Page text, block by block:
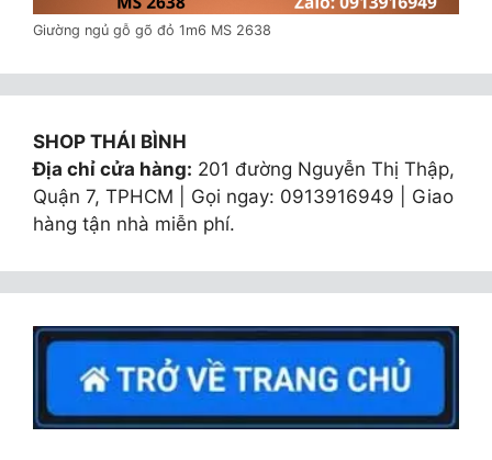
Giường ngủ gỗ gõ đỏ 1m6 MS 2638
SHOP THÁI BÌNH
Địa chỉ cửa hàng: 201 đường Nguyễn Thị Thập,
Quận 7, TPHCM | Gọi ngay: 0913916949 | Giao
hàng tận nhà miễn phí.